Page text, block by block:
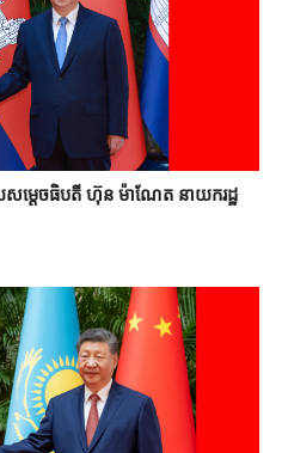
ម្តេចធិបតី ហ៊ុន ម៉ាណែត នាយករដ្ឋ